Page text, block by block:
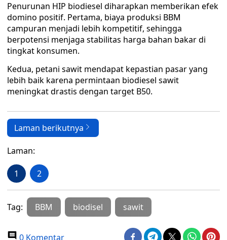
Penurunan HIP biodiesel diharapkan memberikan efek
domino positif. Pertama, biaya produksi BBM
campuran menjadi lebih kompetitif, sehingga
berpotensi menjaga stabilitas harga bahan bakar di
tingkat konsumen.
Kedua, petani sawit mendapat kepastian pasar yang
lebih baik karena permintaan biodiesel sawit
meningkat drastis dengan target B50.
Laman berikutnya
Laman:
1 2
Tag: BBM biodisel sawit
0 Komentar